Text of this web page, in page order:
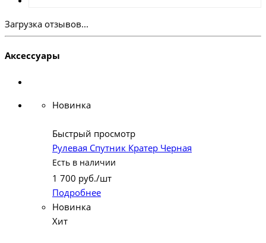
Загрузка отзывов...
Аксессуары
Новинка
Быстрый просмотр
Рулевая Спутник Кратер Черная
Есть в наличии
1 700 руб./шт
Подробнее
Новинка
Хит